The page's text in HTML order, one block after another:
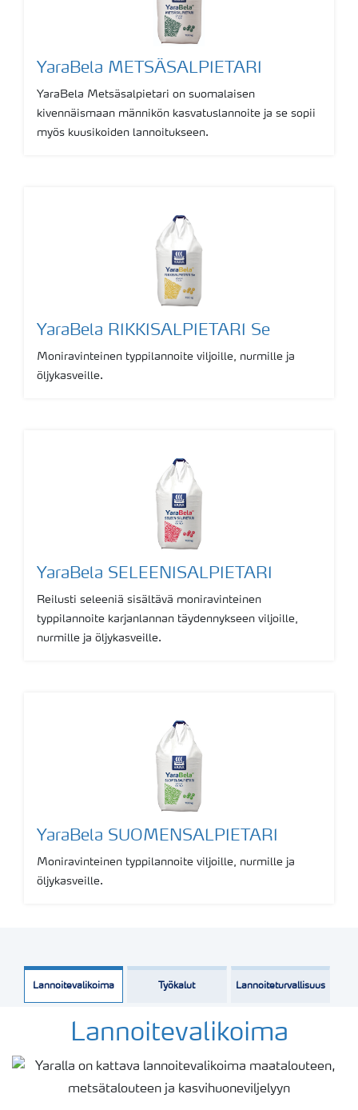
YaraBela METSÄSALPIETARI
YaraBela Metsäsalpietari on suomalaisen
kivennäismaan männikön kasvatuslannoite ja se sopii
myös kuusikoiden lannoitukseen.
YaraBela RIKKISALPIETARI Se
Moniravinteinen typpilannoite viljoille, nurmille ja
öljykasveille.
YaraBela SELEENISALPIETARI
Reilusti seleeniä sisältävä moniravinteinen
typpilannoite karjanlannan täydennykseen viljoille,
nurmille ja öljykasveille.
YaraBela SUOMENSALPIETARI
Moniravinteinen typpilannoite viljoille, nurmille ja
öljykasveille.
Lannoitevalikoima Työkalut Lannoiteturvallisuus
Lannoitevalikoima